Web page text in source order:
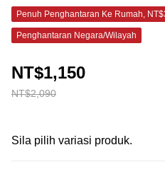
Penuh Penghantaran Ke Rumah,
Penghantaran Negara/Wilayah
NT$2,090
NT$1,150
Sila pilih variasi produk.